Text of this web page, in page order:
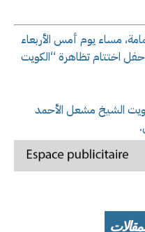
مساء يوم أمس الأربعاء
حفل اختتام تظاهرة “الكويت
الشيخ مشعل الأحمد